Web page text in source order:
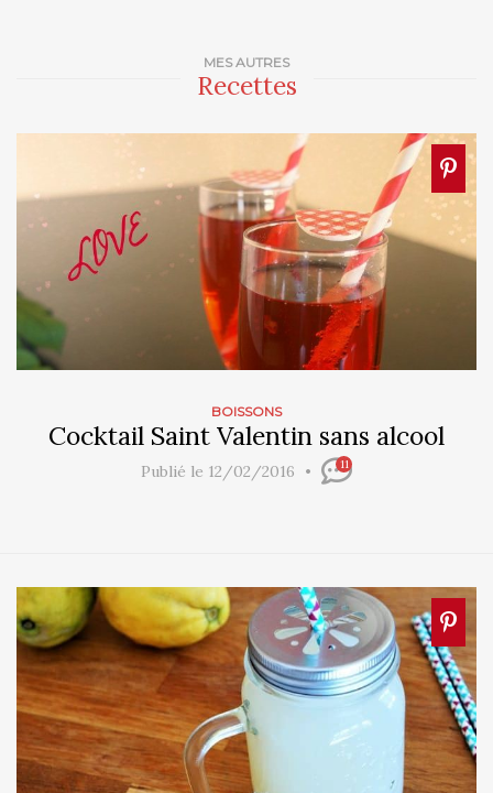
MES AUTRES
Recettes
BOISSONS
Cocktail Saint Valentin sans alcool
Publié le 12/02/2016 11